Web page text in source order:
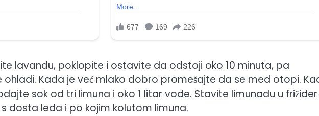
lavandu, poklopite i ostavite da odstoji oko 10 minuta, pa
Kada je već mlako dobro promešajte da se med otopi.
sok od tri limuna i oko 1 litar vode. Stavite limunadu u frižider
dosta leda i po kojim kolutom limuna.